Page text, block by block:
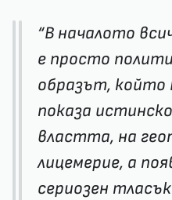
“В началото
е просто
образът, който
показа
властта, на
лицемерие, а
сериозен